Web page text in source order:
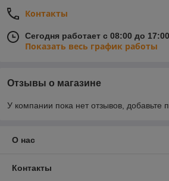
Контакты
Сегодня работает с 08:00 до 17:00
Показать весь график работы
Отзывы о магазине
У компании пока нет отзывов, добавьте
О нас
Контакты